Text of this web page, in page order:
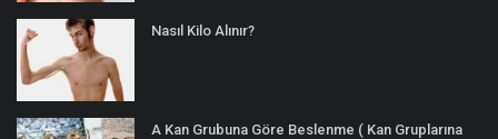
Nasıl Kilo Alınır?
A Kan Grubuna Göre Beslenme ( Kan Gruplarına